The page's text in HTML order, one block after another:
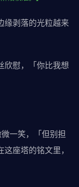
缘剥落的光粒越来
欣慰，「你比我想
一笑，「但别担
座塔的铭文里，